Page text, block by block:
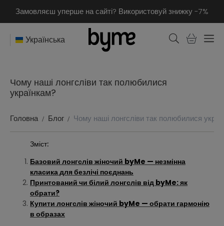
Замовляєш уперше на сайті? Використовуй знижку -7%
Українська
Чому наші лонгсліви так полюбилися
українкам?
Головна Блог Чому наші лонгсліви так полюбилися
Зміст:
Базовий лонгслів жіночий byMe — незмінна
класика для безлічі поєднань
Принтований чи білий лонгслів від byMe: як
обрати?
Купити лонгслів жіночий byMe — обрати гармонію
в образах